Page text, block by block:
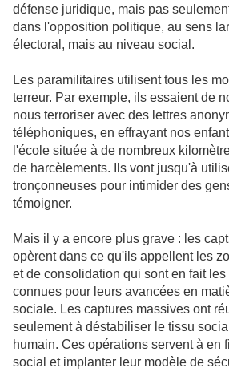
défense juridique, mais pas
dans l'opposition politique, au sens
électoral, mais au niveau social.
Les paramilitaires utilisent tous les
terreur. Par exemple, ils essaient de
nous terroriser avec des lettres
téléphoniques, en effrayant nos
l'école située à de nombreux
de harcèlements. Ils vont jusqu'à
tronçonneuses pour intimider des
témoigner.
Mais il y a encore plus grave : les
opèrent dans ce qu'ils appellent les
et de consolidation qui sont en fait
connues pour leurs avancées en
sociale. Les captures massives ont
seulement à déstabiliser le tissu
humain. Ces opérations servent à en
social et implanter leur modèle de